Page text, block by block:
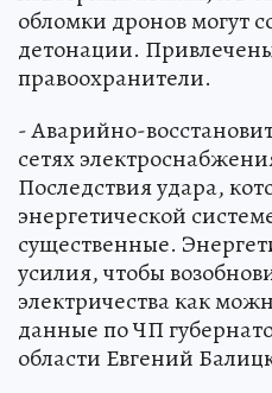
обломки дронов могут
детонации.
правоохранители.
- Аварийно-
сетях
Последствия удара,
энергетической
существенные.
усилия, чтобы
электричества как
данные по ЧП
области Евгений